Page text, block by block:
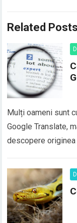
Related Posts
Mulți oameni sunt
Google Translate,
descopere
directă în Google
considerate